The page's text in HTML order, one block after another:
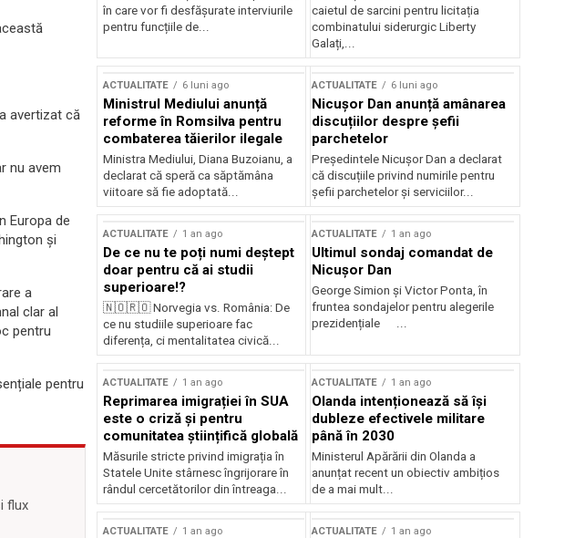
avertizat că
nu avem
Europa de
și
a
clar al
pentru
pentru
flux
în care vor fi desfășurate interviurile
pentru funcțiile de...
caietul de sarcini pentru licitația
combinatului siderurgic Liberty
Galați,...
ACTUALITATE 6 luni ago
Ministrul Mediului anunță
reforme în Romsilva pentru
combaterea tăierilor ilegale
Ministra Mediului, Diana Buzoianu, a
declarat că speră ca săptămâna
viitoare să fie adoptată...
ACTUALITATE 6 luni ago
Nicușor Dan anunță amânarea
discuțiilor despre șefii
parchetelor
Președintele Nicușor Dan a declarat
că discuțiile privind numirile pentru
șefii parchetelor și serviciilor...
ACTUALITATE 1 an ago
De ce nu te poți numi deștept
doar pentru că ai studii
superioare!?
🇳🇴🇷🇴 Norvegia vs. România: De
ce nu studiile superioare fac
diferența, ci mentalitatea civică...
ACTUALITATE 1 an ago
Ultimul sondaj comandat de
Nicușor Dan
George Simion și Victor Ponta, în
fruntea sondajelor pentru alegerile
prezidențiale ...
ACTUALITATE 1 an ago
Reprimarea imigrației în SUA
este o criză și pentru
comunitatea științifică globală
Măsurile stricte privind imigrația în
Statele Unite stârnesc îngrijorare în
rândul cercetătorilor din întreaga...
ACTUALITATE 1 an ago
Olanda intenționează să își
dubleze efectivele militare
până în 2030
Ministerul Apărării din Olanda a
anunțat recent un obiectiv ambițios
de a mai mult...
ACTUALITATE 1 an ago ACTUALITATE 1 an ago